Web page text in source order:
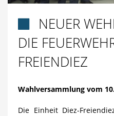
NEUER
DIE
FREIENDIEZ
Wahlversammlung vom
Die Einheit Diez-